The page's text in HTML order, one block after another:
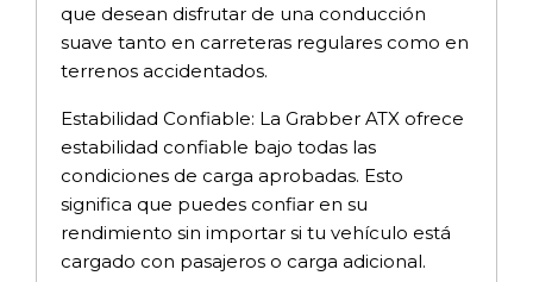
que desean disfrutar de una conducción
suave tanto en carreteras regulares como en
terrenos accidentados.
Estabilidad Confiable: La Grabber ATX ofrece
estabilidad confiable bajo todas las
condiciones de carga aprobadas. Esto
significa que puedes confiar en su
rendimiento sin importar si tu vehículo está
cargado con pasajeros o carga adicional.